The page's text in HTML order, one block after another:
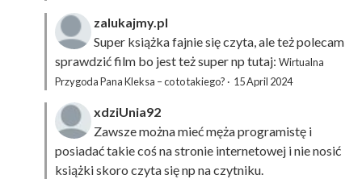
zalukajmy.pl
Super książka fajnie się czyta, ale też polecam
sprawdzić film bo jest też super np tutaj: Wirtualna
Przygoda Pana Kleksa – co to takiego? · 15 April 2024
xdziUnia92
Zawsze można mieć męża programistę i
posiadać takie coś na stronie internetowej i nie nosić
książki skoro czyta się np na czytniku.